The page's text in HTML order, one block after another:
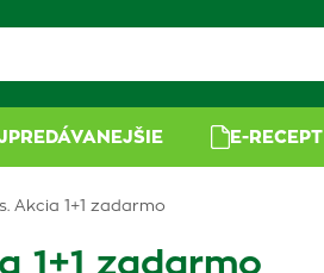
E-RECEPT
Akcia 1+1 zadarmo
1+1 zadarmo